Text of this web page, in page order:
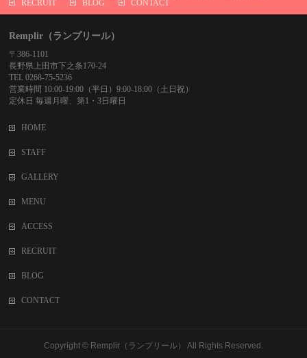
RECRUIT
BLOG CONTACT
Remplir（ランプリール）
〒386-1101
長野県上田市下之条170-24
TEL 0268-75-5236
営業時間 10:00-19:00（平日）9:00-18:00（土日祝）
定休日 毎週月曜、第1・3日曜日
HOME
STAFF
GALLERY
MENU
ACCESS
RECRUIT
BLOG
CONTACT
Copyright © Remplir（ランプリール） All Rights Reserved.